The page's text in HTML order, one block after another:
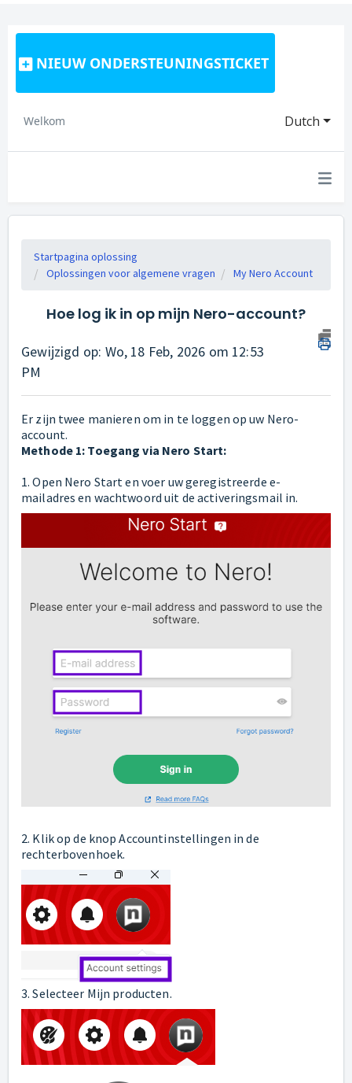
NIEUW ONDERSTEUNINGSTICKET
Dutch
Welkom
Startpagina oplossing
Oplossingen voor algemene vragen
My Nero Account
Hoe log ik in op mijn Nero-account?
Gewijzigd op: Wo, 18 Feb, 2026 om 12:53
PM
Er zijn twee manieren om in te loggen op uw Nero-
account.
Methode 1: Toegang via Nero Start:
1. Open Nero Start en voer uw geregistreerde e-
mailadres en wachtwoord uit de activeringsmail in.
2. Klik op de knop Accountinstellingen in de
rechterbovenhoek.
3. Selecteer Mijn producten.